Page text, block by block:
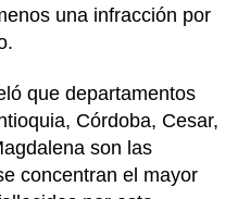
una infracción por
que departamentos
Córdoba, Cesar,
son las
concentran el mayor